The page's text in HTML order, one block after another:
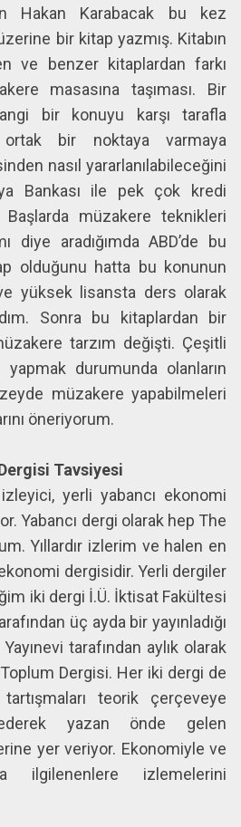
Hakan Karabacak bu kez
bir kitap yazmış. Kitabın
ve benzer kitaplardan farkı
masasına taşıması. Bir
bir konuyu karşı tarafla
bir noktaya varmaya
nasıl yararlanılabileceğini
Bankası ile pek çok kredi
Başlarda müzakere teknikleri
aradığımda ABD’de bu
olduğunu hatta bu konunun
yüksek lisansta ders olarak
Sonra bu kitaplardan bir
tarzım değişti. Çeşitli
durumunda olanların
müzakere yapabilmeleri
öneriyorum.
Tavsiyesi
yerli yabancı ekonomi
Yabancı dergi olarak hep The
Yıllardır izlerim ve halen en
dergisidir. Yerli dergiler
iki dergi İ.Ü. İktisat Fakültesi
üç ayda bir yayınladığı
tarafından aylık olarak
Dergisi. Her iki dergi de
teorik çerçeveye
yazan önde gelen
yer veriyor. Ekonomiyle ve
ilgilenenlere izlemelerini